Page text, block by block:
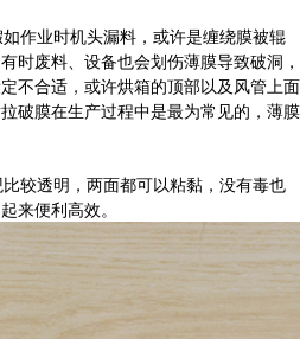
作业时机头漏料，或许是缠绕膜被辊
时废料、设备也会划伤薄膜导致破洞，
不合适，或许烘箱的顶部以及风管上面
破膜在生产过程中是最为常见的，薄膜
较透明，两面都可以粘黏，没有毒也
来便利高效。